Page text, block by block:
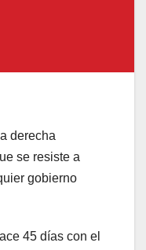
derecha
se resiste a
gobierno
45 días con el